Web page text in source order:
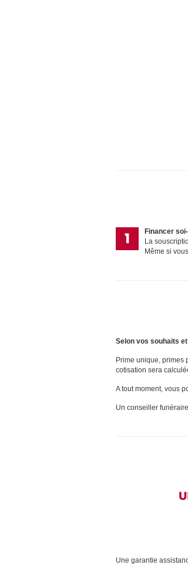
Financer
La
Même si
Selon vos souhaits
Prime unique, primes
cotisation sera
A tout moment, vous
Un conseiller
Une garantie